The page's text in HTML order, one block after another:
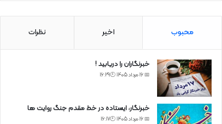
محبوب اخیر نظرات
خبرنگاران را دریابید !
📅 16 مرداد 1405 🕙16:29
خبرنگار، ایستاده در خط مقدم جنگ روایت ها
📅 16 مرداد 1405 🕙16:17